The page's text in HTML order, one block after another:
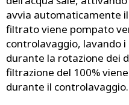
avvia automaticamente
filtrato viene pompato
controlavaggio, lavando
durante la rotazione dei
filtrazione del 100%
durante il controlavaggio.